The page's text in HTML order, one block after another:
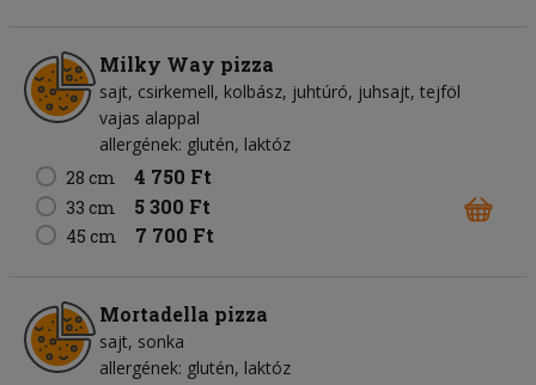
Milky Way pizza
sajt csirkemell kolbász juhtúró juhsajt tejföl
vajas alappal
allergének: glutén, laktóz
28 cm
4 750 Ft
33 cm 5 300 Ft
45 cm 7 700 Ft
Mortadella pizza
sajt sonka
allergének: glutén, laktóz